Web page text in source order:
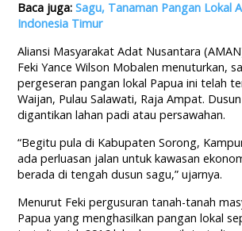
Baca juga:Sagu, Tanaman Pangan Lokal
Indonesia Timur
Aliansi Masyarakat Adat Nusantara
Feki Yance Wilson Mobalen menuturkan,
pergeseran pangan lokal Papua ini telah
Waijan, Pulau Salawati, Raja Ampat.
digantikan lahan padi atau persawahan.
“Begitu pula di Kabupaten Sorong,
ada perluasan jalan untuk kawasan
berada di tengah dusun sagu,” ujarnya.
Menurut Feki pergusuran tanah-tanah
Papua yang menghasilkan pangan lokal